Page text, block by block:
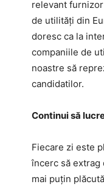
relevant
de utilități din
doresc ca la
companiile de
noastre să
candidatilor.
Continui să
Fiecare zi este
încerc să extrag
mai puțin